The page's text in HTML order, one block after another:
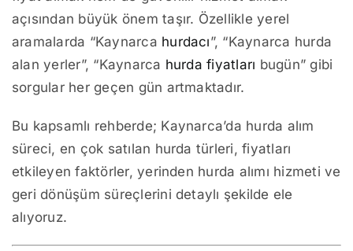
açısından büyük önem taşır. Özellikle yerel
aramalarda “Kaynarca hurdacı”, “Kaynarca hurda
alan yerler”, “Kaynarca hurda fiyatları bugün” gibi
sorgular her geçen gün artmaktadır.
Bu kapsamlı rehberde; Kaynarca’da hurda alım
süreci, en çok satılan hurda türleri, fiyatları
etkileyen faktörler, yerinden hurda alımı hizmeti ve
geri dönüşüm süreçlerini detaylı şekilde ele
alıyoruz.